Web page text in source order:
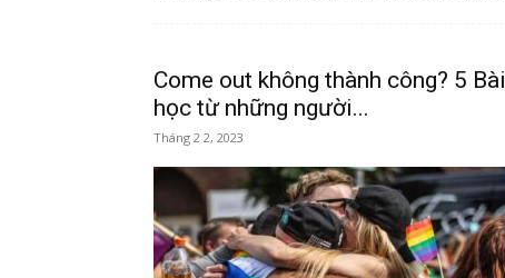
Come out không thành công? 5 Bài
học từ những người...
Tháng 2 2, 2023